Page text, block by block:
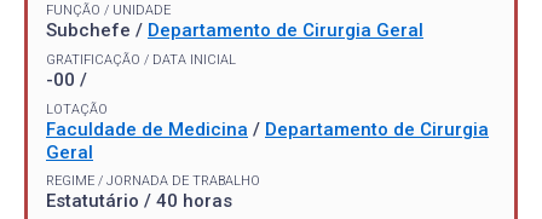
FUNÇÃO / UNIDADE
Subchefe / Departamento de Cirurgia Geral
GRATIFICAÇÃO / DATA INICIAL
-00 /
LOTAÇÃO
Faculdade de Medicina / Departamento de Cirurgia
Geral
REGIME / JORNADA DE TRABALHO
Estatutário / 40 horas